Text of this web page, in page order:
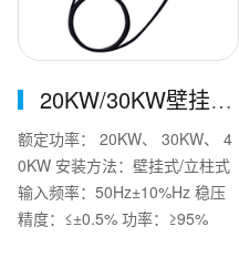
20KW/30KW壁挂式新能源充电桩
额定功率： 20KW、 30KW、 4
0KW 安装方法：壁挂式/立柱式
输入频率：50Hz±10%Hz 稳压
精度：≤±0.5% 功率：≥95%